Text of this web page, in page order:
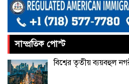
ভূরাজনীতির
করেছে:
চীনের বেল্ট
থাকছে না
সাম্প্রতিক পোস্ট
বিশ্বের তৃতীয় ব্যয়বহুল